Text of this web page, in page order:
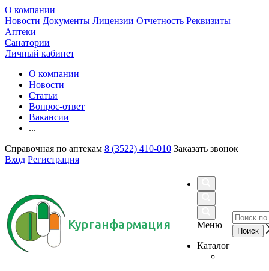
О компании
Новости Документы Лицензии Отчетность Реквизиты
Аптеки
Санатории
Личный кабинет
О компании
Новости
Статьи
Вопрос-ответ
Вакансии
...
Справочная по аптекам 8 (3522) 410-010 Заказать звонок
Вход Регистрация
Курганфармация
Меню
Каталог